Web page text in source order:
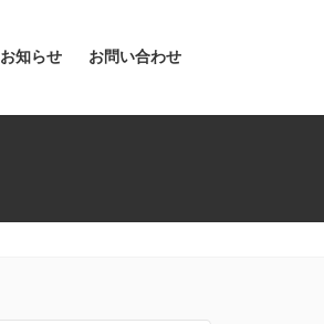
お知らせ お問い合わせ